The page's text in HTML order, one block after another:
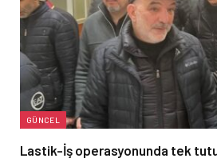
GÜNCEL
Lastik-İş operasyonunda tek